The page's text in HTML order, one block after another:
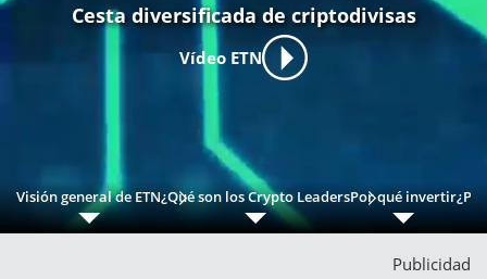
Cesta diversificada de criptodivisas
Vídeo ETN
Visión general de ETN¿Qué son los Crypto LeadersPor qué invertir
Publicidad